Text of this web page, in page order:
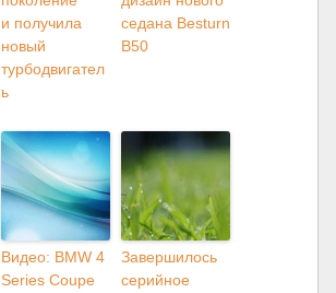
и получила
новый
турбодвигател
ь
седана Besturn
B50
Видео: BMW 4
Series Coupe
Завершилось
серийное